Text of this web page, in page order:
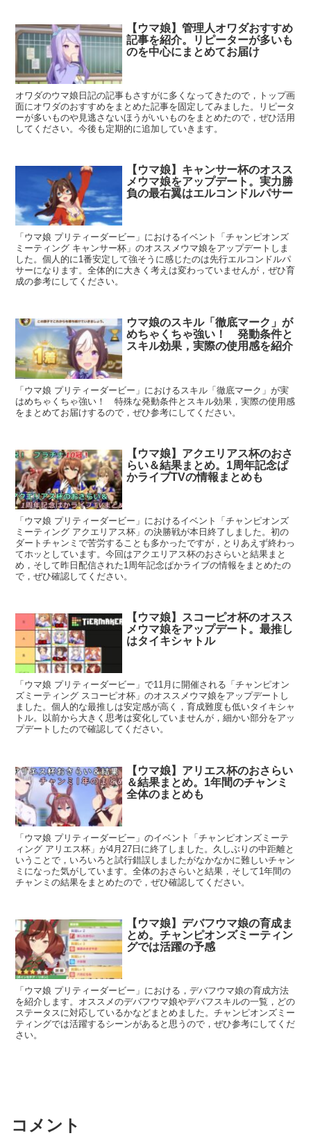
【ウマ娘】管理人オワダおすすめ
記事を紹介。リピーターが多いも
のを中心にまとめてお届け
オワダのウマ娘日記の記事もさすがに多くなってきたので，トップ画
面にオワダのおすすめをまとめた記事を固定してみました。リピータ
ーが多いものや見逃さないほうがいいものをまとめたので，ぜひ活用
してください。今後も定期的に追加していきます。
【ウマ娘】キャンサー杯のオスス
メウマ娘をアップデート。実力勝
負の最右翼はエルコンドルパサー
「ウマ娘 プリティーダービー」におけるイベント「チャンピオンズ
ミーティング キャンサー杯」のオススメウマ娘をアップデートしま
した。個人的に1番安定して強そうに感じたのは先行エルコンドルパ
サーになります。全体的に大きく考えは変わっていませんが，ぜひ育
成の参考にしてください。
ウマ娘のスキル「徹底マーク」が
めちゃくちゃ強い！ 発動条件と
スキル効果，実際の使用感を紹介
「ウマ娘 プリティーダービー」におけるスキル「徹底マーク」が実
はめちゃくちゃ強い！ 特殊な発動条件とスキル効果，実際の使用感
をまとめてお届けするので，ぜひ参考にしてください。
【ウマ娘】アクエリアス杯のおさ
らい＆結果まとめ。1周年記念ぱ
かライブTVの情報まとめも
「ウマ娘 プリティーダービー」におけるイベント「チャンピオンズ
ミーティング アクエリアス杯」の決勝戦が本日終了しました。初の
ダートチャンミで苦労することも多かったですが，とりあえず終わっ
てホッとしています。今回はアクエリアス杯のおさらいと結果まと
め，そして昨日配信された1周年記念ぱかライブの情報をまとめたの
で，ぜひ確認してください。
【ウマ娘】スコーピオ杯のオスス
メウマ娘をアップデート。最推し
はタイキシャトル
「ウマ娘 プリティーダービー」で11月に開催される「チャンピオン
ズミーティング スコーピオ杯」のオススメウマ娘をアップデートし
ました。個人的な最推しは安定感が高く，育成難度も低いタイキシャ
トル。以前から大きく思考は変化していませんが，細かい部分をアッ
プデートしたので確認してください。
【ウマ娘】アリエス杯のおさらい
＆結果まとめ。1年間のチャンミ
全体のまとめも
「ウマ娘 プリティーダービー」のイベント「チャンピオンズミーテ
ィング アリエス杯」が4月27日に終了しました。久しぶりの中距離と
いうことで，いろいろと試行錯誤しましたがなかなかに難しいチャン
ミになった気がしています。全体のおさらいと結果，そして1年間の
チャンミの結果をまとめたので，ぜひ確認してください。
【ウマ娘】デバフウマ娘の育成ま
とめ。チャンピオンズミーティン
グでは活躍の予感
「ウマ娘 プリティーダービー」における，デバフウマ娘の育成方法
を紹介します。オススメのデバフウマ娘やデバフスキルの一覧，どの
ステータスに対応しているかなどまとめました。チャンピオンズミー
ティングでは活躍するシーンがあると思うので，ぜひ参考にしてくだ
さい。
コメント